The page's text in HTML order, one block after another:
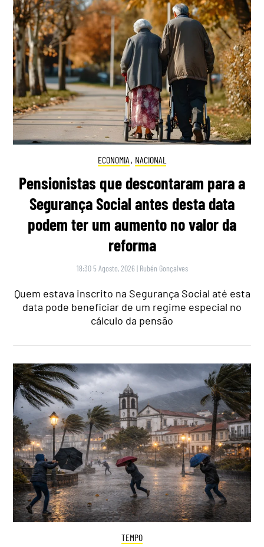
ECONOMIA , NACIONAL
Pensionistas que descontaram para a
Segurança Social antes desta data
podem ter um aumento no valor da
reforma
18:30 5 Agosto, 2026 | Rubén Gonçalves
Quem estava inscrito na Segurança Social até esta
data pode beneficiar de um regime especial no
cálculo da pensão
TEMPO